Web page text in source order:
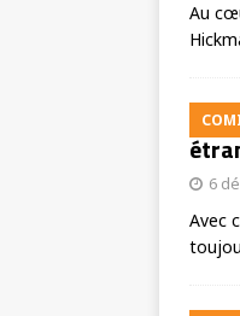
Au
6
Avec